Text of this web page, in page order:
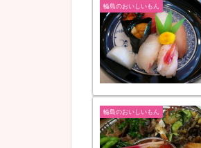
輪島のおいしいもん
輪島のおいしいもん